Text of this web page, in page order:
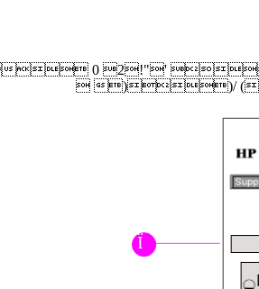
 0 2!"'
 ))/
Ï